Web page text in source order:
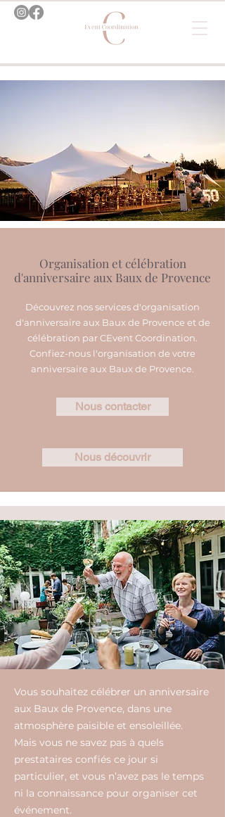
Organisation et célébration
d'anniversaire aux Baux de Provence
Découvrez nos services d'organisation
d'anniversaire aux Baux de Provence et de
célébration par CEvent Coordination.
Confiez-nous l'organisation de votre
anniversaire aux Baux de Provence.
Nous contacter
Nous découvrir
Vous souhaitez célébrer un anniversaire
aux Baux de Provence, dans une
atmosphère paisible et ensoleillée.
Mais vous ne savez pas à quels
prestataires confiés ce jour si
particulier, et vous n’avez pas le temps
ni la connaissance pour organiser cet
événement.